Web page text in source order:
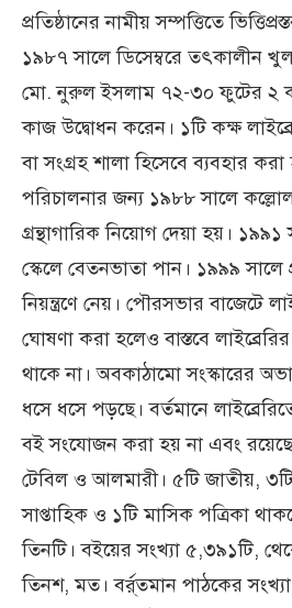
প্রতিষ্ঠানের নামীয় সম্পত্তিতে
১৯৮৭ সালে ডিসেম্বরে তৎকালীন
মো. নুরুল ইসলাম ৭২-৩০ ফুটের ২
কাজ উদ্বোধন করেন। ১টি কক্ষ
বা সংগ্রহ শালা হিসেবে ব্যবহার করা
পরিচালনার জন্য ১৯৮৮ সালে
গ্রন্থাগারিক নিয়োগ দেয়া হয়।
স্কেলে বেতনভাতা পান। ১৯৯৯ সালে
নিয়ন্ত্রণে নেয়। পৌরসভার বাজেটে
ঘোষণা করা হলেও বাস্তবে
থাকে না। অবকাঠামো সংস্কারের
ধসে ধসে পড়ছে। বর্তমানে
বই সংযোজন করা হয় না এবং রয়েছে
টেবিল ও আলমারী। ৫টি জাতীয়,
সাপ্তাহিক ও ১টি মাসিক পত্রিকা
তিনটি। বইয়ের সংখ্যা ৫,৩৯১টি,
তিনশ, মত। বর্র্তমান পাঠকের